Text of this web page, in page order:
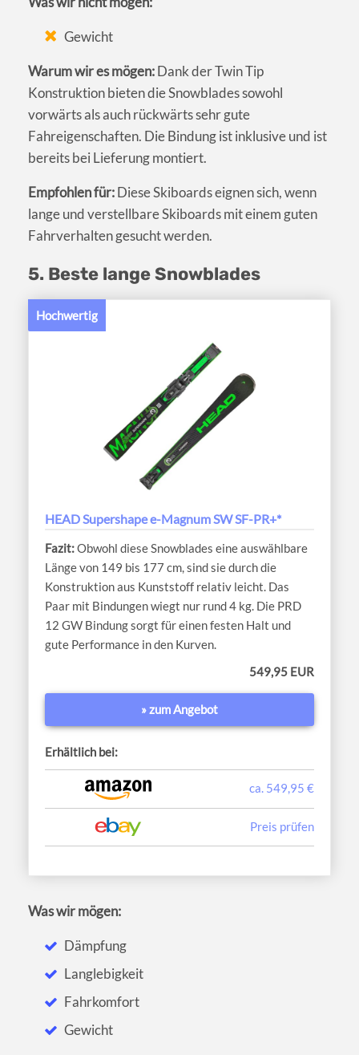
Gewicht
Warum wir es mögen:Dank der Twin Tip
Konstruktion bieten die Snowblades sowohl
vorwärts als auch rückwärts sehr gute
Fahreigenschaften. Die Bindung ist inklusive und ist
bereits bei Lieferung montiert.
Empfohlen für:Diese Skiboards eignen sich, wenn
lange und verstellbare Skiboards mit einem guten
Fahrverhalten gesucht werden.
5. Beste lange Snowblades
Hochwertig
HEAD Supershape e-Magnum SW SF-PR+*
Obwohl diese Snowblades eine auswählbare
Länge von 149 bis 177 cm, sind sie durch die
Konstruktion aus Kunststoff relativ leicht. Das
Paar mit Bindungen wiegt nur rund 4 kg. Die PRD
12 GW Bindung sorgt für einen festen Halt und
gute Performance in den Kurven.
549,95 EUR
» zum Angebot
Erhältlich bei:
ca. 549,95 €
Preis prüfen
Was wir mögen:
Dämpfung
Langlebigkeit
Fahrkomfort
Gewicht